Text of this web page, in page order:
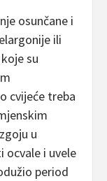
osunčane i
ili
su
cvijeće treba
u
ocvale i uvele
period